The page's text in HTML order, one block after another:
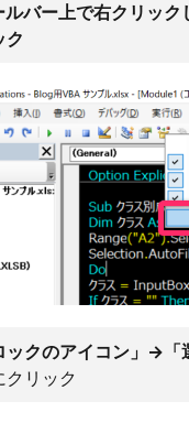
ルバー上で右クリック
ク
ックのアイコン」→「
クリック